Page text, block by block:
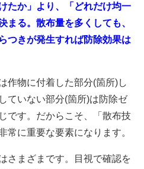
たか」より、「どれだけ均一
まる。散布量を多くしても、
つきが発生すれば防除効果は
作物に付着した部分(箇所)し
ていない部分(箇所)は防除ゼ
です。だからこそ、「散布技
常に重要な要素になります。
さまざまです。目視で確認を